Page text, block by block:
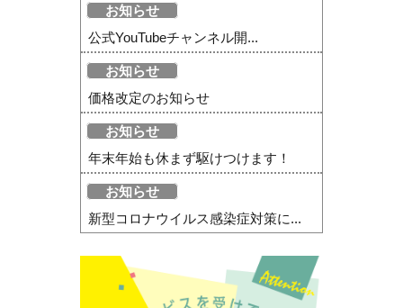
お知らせ
公式YouTubeチャンネル開...
お知らせ
価格改定のお知らせ
お知らせ
年末年始も休まず駆けつけます！
お知らせ
新型コロナウイルス感染症対策に...